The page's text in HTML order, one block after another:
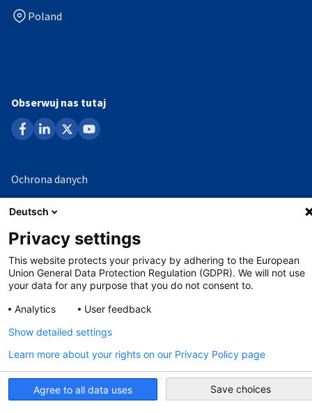
Poland
Obserwuj nas tutaj
facebook
linkedin
x youtube
Ochrona danych
Impressum
Ochrona sygnalistów
©Copyright - 2026 AHK
Deutsch
Privacy settings
This website protects your privacy by adhering to the European
Union General Data Protection Regulation (GDPR). We will not use
your data for any purpose that you do not consent to.
Analytics
User feedback
Agree to all data uses
Show detailed settings
Learn more about your rights on our Privacy Policy page
Save choices